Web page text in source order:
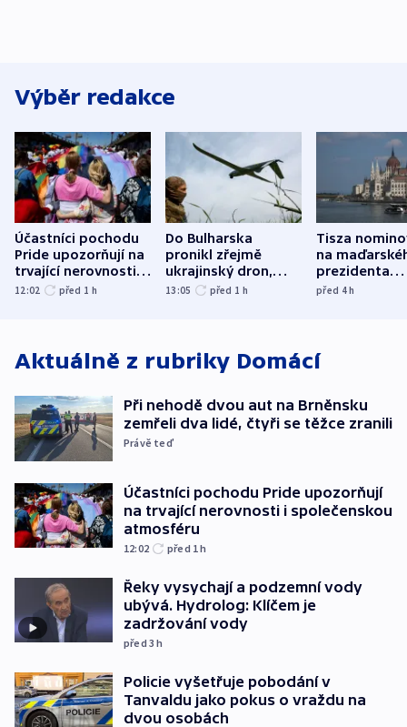
Výběr redakce
Účastníci pochodu
Pride upozorňují na
trvající nerovnosti i
společenskou
12:02 před 1 h
Do Bulharska
pronikl zřejmě
ukrajinský dron,
explodoval kilometr
13:05 před 1 h
Tisza
na
prezidenta
bývalého
před 4h
Aktuálně z rubriky Domácí
Při nehodě dvou aut na Brněnsku
zemřeli dva lidé, čtyři se těžce zranili
Právě teď
Účastníci pochodu Pride upozorňují
na trvající nerovnosti i společenskou
atmosféru
12:02 před 1h
Řeky vysychají a podzemní vody
ubývá. Hydrolog: Klíčem je
zadržování vody
před 3h
Policie vyšetřuje pobodání v
Tanvaldu jako pokus o vraždu na
dvou osobách